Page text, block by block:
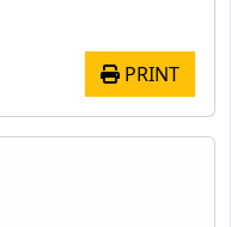
PRINT